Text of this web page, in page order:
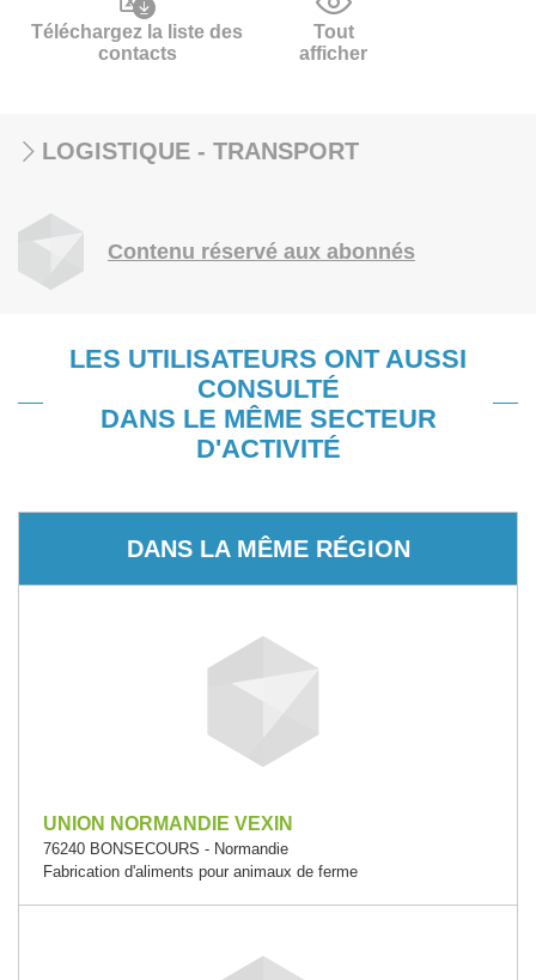
Téléchargez la liste des
contacts
Tout
afficher
LOGISTIQUE - TRANSPORT
Contenu réservé aux abonnés
LES UTILISATEURS ONT AUSSI
CONSULTÉ
DANS LE MÊME SECTEUR
D'ACTIVITÉ
DANS LA MÊME RÉGION
UNION NORMANDIE VEXIN
76240 BONSECOURS - Normandie
Fabrication d'aliments pour animaux de ferme